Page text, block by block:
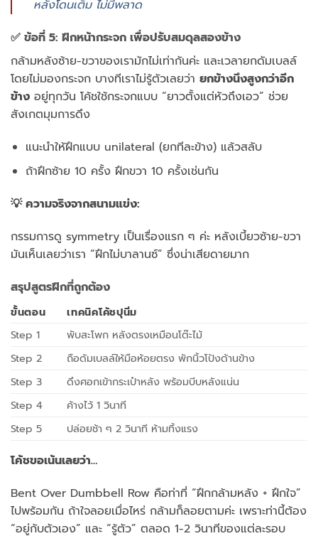
หลังโดนเต็ม ไม่มีพลาด
✅ ข้อที่ 5: ฝึกหน้ากระจก เพื่อปรับสมดุลสองข้าง
กล้ามหลังซ้าย-ขวาของเรามักไม่เท่ากันค่ะ และเวลายกดัมเบลล์
โดยไม่มองกระจก บางทีเราไม่รู้ตัวเลยว่า ยกข้างนึงสูงกว่าอีก
ข้าง อยู่ทุกวัน โค้ชใช้กระจกแบบ “ยาวตั้งแต่หัวถึงเอว” ช่วย
สังเกตมุมการดึง
แนะนำให้ฝึกแบบ unilateral (ยกทีละข้าง) แล้วสลับ
ถ้าฝึกซ้าย 10 ครั้ง ฝึกขวา 10 ครั้งเช่นกัน
💡 ความจริงจากสนามแข่ง:
กรรมการดู symmetry เป็นเรื่องแรก ๆ ค่ะ หลังเบี้ยวซ้าย-ขวา
มันเห็นเลยว่าเรา “ฝึกไม่บาลานซ์” ซึ่งน่าเสียดายมาก
สรุปสูตรฝึกที่ถูกต้อง
ขั้นตอน
เทคนิคโค้ชปุนิ่ม
Step 1
พับสะโพก หลังตรงเหมือนโต๊ะไม้
Step 2
ถือดัมเบลล์ให้มือห้อยตรง พักนิ้วโป้งด้านข้าง
Step 3
ดึงศอกเข้ากระเป๋าหลัง พร้อมบีบหลังแน่น
Step 4
ค้างไว้ 1 วินาที
Step 5
ปล่อยช้า ๆ 2 วินาที ห้ามทิ้งแรง
โค้ชขอเน้นเลยว่า…
Bent Over Dumbbell Row คือท่าที่ “ฝึกกล้ามหลัง + ฝึกใจ”
ไปพร้อมกัน ถ้าใจลอยเมื่อไหร่ กล้ามก็ลอยตามค่ะ เพราะท่านี้ต้อง
“อยู่กับตัวเอง” และ “รู้ตัว” ตลอด 1-2 วินาทีของแต่ละรอบ